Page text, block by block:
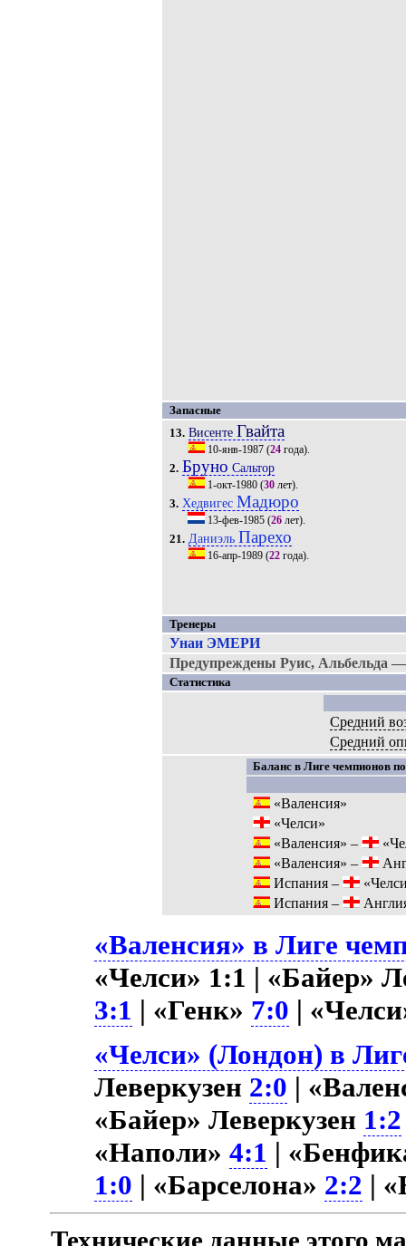
Запасные
13. Висенте Гвайта
10-янв-1987(24года).
2. Бруно Сальтор
1-окт-1980(30лет).
3. Хедвигес Мадюро
13-фев-1985(26лет).
21. Даниэль Парехо
16-апр-1989(22года).
Тренеры
Унаи ЭМЕРИ
Предупреждены Руис, Альбельда
Статистика
Средний
Средний
Баланс в Лиге чемпионов
«Валенсия»
«Челси»
«Валенсия» –
«Валенсия» –
Испания –
Испания –
«Валенсия» в Лиге
«Челси» 1:1 | «Байер»
3:1 | «Генк» 7:0 |
«Челси» (Лондон) в
Леверкузен 2:0 |
«Байер» Леверкузен 1:2
«Наполи»4:1 |
1:0 | «Барселона» 2:2 |
Технические данные этого